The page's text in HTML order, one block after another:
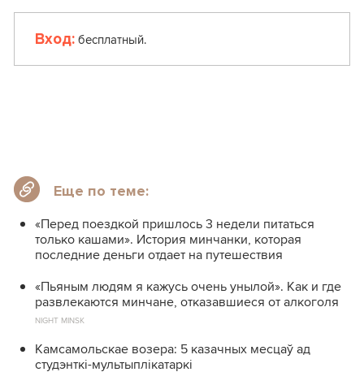
Вход:бесплатный.
Еще по теме:
«Перед поездкой пришлось 3 недели питаться
только кашами». История минчанки, которая
последние деньги отдает на путешествия
«Пьяным людям я кажусь очень унылой». Как и где
развлекаются минчане, отказавшиеся от алкоголя
NIGHT MINSK
Камсамольскае возера: 5 казачных месцаў ад
студэнткі-мультыплікатаркі